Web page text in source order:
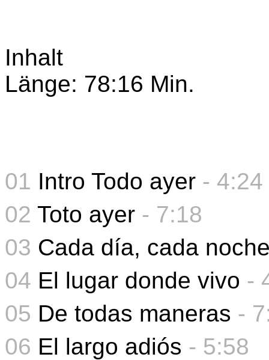
Inhalt
Länge: 78:16 Min.
01 Intro Todo ayer - 4:24
02 Toto ayer - 7:18
03 Cada día, cada
04 El lugar donde vivo -
05 De todas maneras -
06 El largo adiós - 5:58